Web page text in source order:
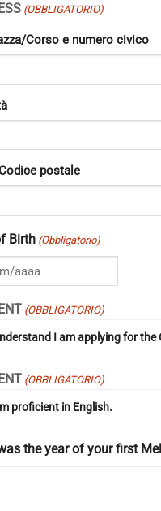
(OBBLIGATORIO)
Corso e numero civico
postale
Birth (Obbligatorio)
(OBBLIGATORIO)
I am applying for the
(OBBLIGATORIO)
proficient in English.
the year of your first